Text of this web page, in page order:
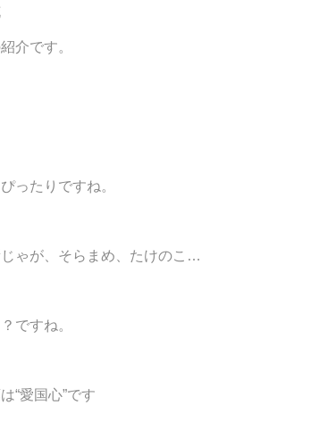
す。
りですね。
そらまめ、たけのこ…
ですね。
心”です